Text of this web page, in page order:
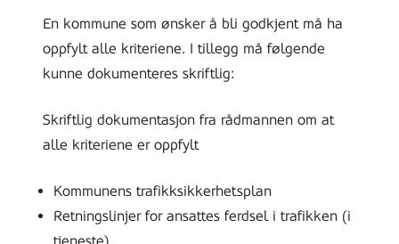
En kommune som ønsker å bli godkjent må ha
oppfylt alle kriteriene. I tillegg må følgende
kunne dokumenteres skriftlig:
Skriftlig dokumentasjon fra rådmannen om at
alle kriteriene er oppfylt
Kommunens trafikksikkerhetsplan
Retningslinjer for ansattes ferdsel i trafikken (i